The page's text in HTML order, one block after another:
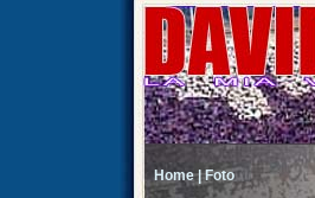
Home | Foto